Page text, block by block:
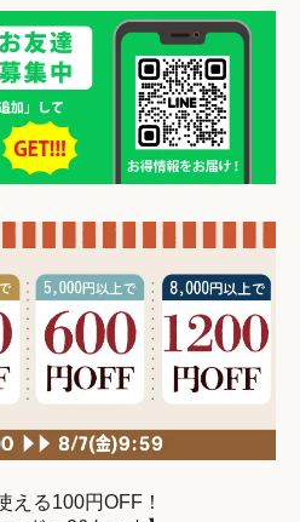
える100円OFF！